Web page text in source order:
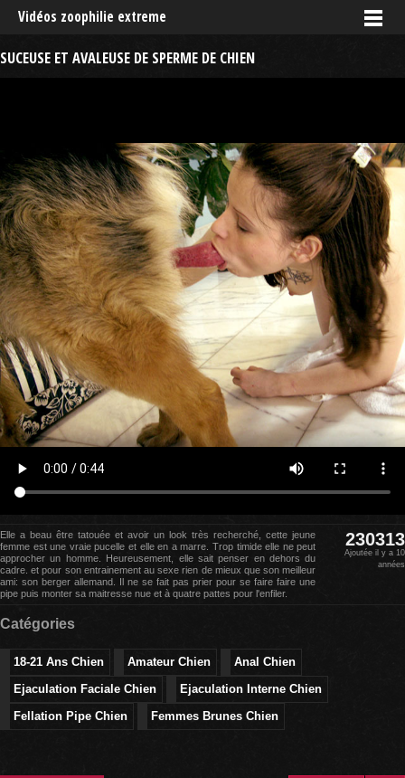
Vidéos zoophilie extreme
SUCEUSE ET AVALEUSE DE SPERME DE CHIEN
Elle a beau être tatouée et avoir un look très recherché, cette jeune
femme est une vraie pucelle et elle en a marre. Trop timide elle ne peut
approcher un homme. Heureusement, elle sait penser en dehors du
cadre. et pour son entrainement au sexe rien de mieux que son meilleur
ami: son berger allemand. Il ne se fait pas prier pour se faire faire une
pipe puis monter sa maitresse nue et à quatre pattes pour l'enfiler.
230313
Ajoutée il y a 10
années
Catégories
18-21 Ans Chien Amateur Chien
Anal Chien
Ejaculation Faciale Chien
Ejaculation Interne Chien
Fellation Pipe Chien
Femmes Brunes Chien